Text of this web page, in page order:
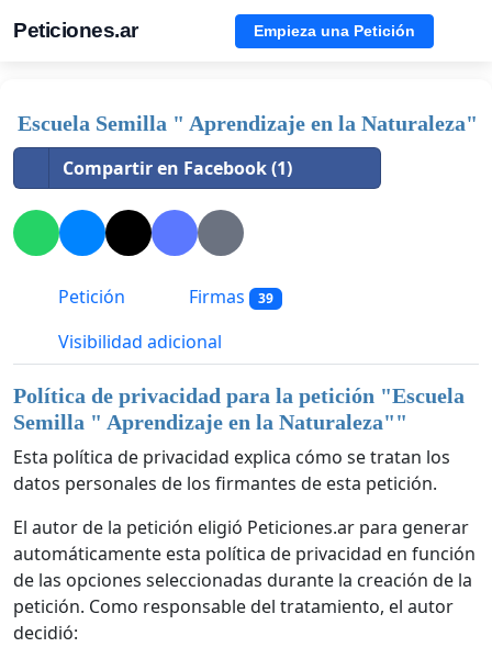
Peticiones.ar Empieza una Petición
Escuela Semilla " Aprendizaje en la Naturaleza"
Compartir en Facebook (1)
Petición Firmas 39
Visibilidad adicional
Política de privacidad para la petición "Escuela
Semilla " Aprendizaje en la Naturaleza""
Esta política de privacidad explica cómo se tratan los
datos personales de los firmantes de esta petición.
El autor de la petición eligió Peticiones.ar para generar
automáticamente esta política de privacidad en función
de las opciones seleccionadas durante la creación de la
petición. Como responsable del tratamiento, el autor
decidió: